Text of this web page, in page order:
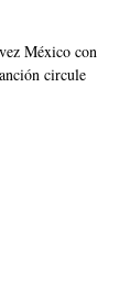
México con
circule